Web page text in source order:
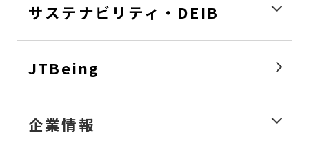
サステナビリティ・DEIB
JTBeing
企業情報